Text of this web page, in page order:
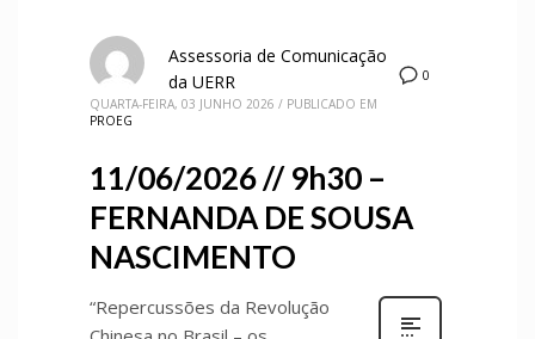
0
Assessoria de Comunicação
da UERR
QUARTA-FEIRA, 03 JUNHO 2026 / PUBLICADO EM
PROEG
11/06/2026 // 9h30 –
FERNANDA DE SOUSA
NASCIMENTO
“Repercussões da Revolução